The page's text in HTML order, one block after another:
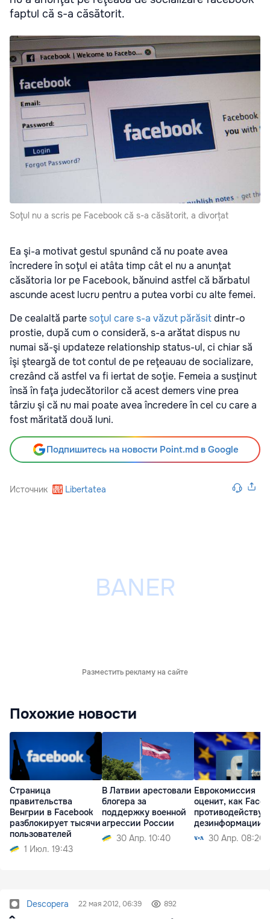
faptul că s-a căsătorit.
Soţul nu a scris pe Facebook că s-a căsătorit, a divorțat
Ea şi-a motivat gestul spunând că nu poate avea
încredere în soţul ei atâta timp cât el nu a anunţat
căsătoria lor pe Facebook, bănuind astfel că bărbatul
ascunde acest lucru pentru a putea vorbi cu alte femei.
De cealaltă partesoţul care s-a văzut părăsitdintr-o
prostie, după cum o consideră, s-a arătat dispus nu
numai să-şi updateze relationship status-ul, ci chiar să
îşi şteargă de tot contul de pe reţeauau de socializare,
crezând că astfel va fi iertat de soţie. Femeia a susţinut
însă în faţa judecătorilor că acest demers vine prea
târziu şi că nu mai poate avea încredere în cel cu care a
fost măritată două luni.
Подпишитесь на новости Point.md в Google
Источник Libertatea
Разместить рекламу на сайте
Похожие новости
Страница
правительства
Венгрии в Facebook
разблокирует тысячи
пользователей
1 Июл. 19:43
В Латвии арестовали
блогера за
поддержку военной
агрессии России
30 Апр. 10:40
Еврокомиссия
оценит, как
дезинформации
30 Апр. 08:20
Descopera 22 мая 2012, 06:39 892